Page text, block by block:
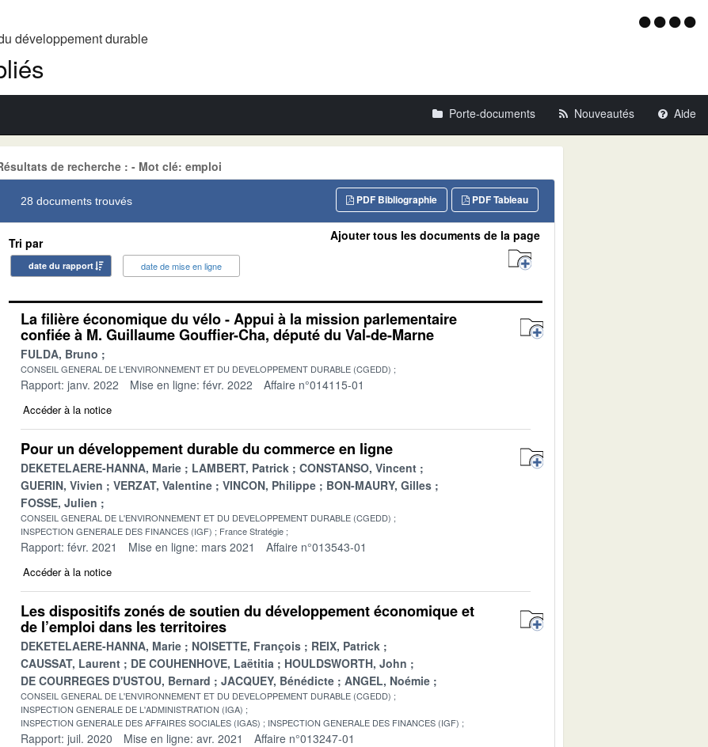
développement durable Menu
Porte-documents Nouveautés Aide
de recherche : - Mot clé: emploi
28 documents trouvés PDF Tableau
PDF Bibliographie
Tri par
date du rapport date de mise en ligne
Ajouter tous les documents de la page
La filière économique du vélo - Appui à la mission parlementaire
confiée à M. Guillaume Gouffier-Cha, député du Val-de-Marne
FULDA, Bruno
CONSEIL GENERAL DE L'ENVIRONNEMENT ET DU DEVELOPPEMENT DURABLE (CGEDD)
Rapport: janv. 2022 Mise en ligne: févr. 2022 Affaire n°014115-01
Accéder à la notice
Pour un développement durable du commerce en ligne
DEKETELAERE-HANNA, Marie LAMBERT, Patrick
CONSTANSO, Vincent
GUERIN, Vivien
VERZAT, Valentine VINCON, Philippe
BON-MAURY, Gilles
FOSSE, Julien
CONSEIL GENERAL DE L'ENVIRONNEMENT ET DU DEVELOPPEMENT DURABLE (CGEDD)
INSPECTION GENERALE DES FINANCES (IGF)
France Stratégie
Rapport: févr. 2021 Mise en ligne: mars 2021 Affaire n°013543-01
Accéder à la notice
Les dispositifs zonés de soutien du développement économique et
de l’emploi dans les territoires
DEKETELAERE-HANNA, Marie NOISETTE, François
REIX, Patrick
CAUSSAT, Laurent
DE COUHENHOVE, Laëtitia
HOULDSWORTH, John
DE COURREGES D'USTOU, Bernard
JACQUEY, Bénédicte ANGEL, Noémie
CONSEIL GENERAL DE L'ENVIRONNEMENT ET DU DEVELOPPEMENT DURABLE (CGEDD)
INSPECTION GENERALE DE L'ADMINISTRATION (IGA)
INSPECTION GENERALE DES AFFAIRES SOCIALES (IGAS)
INSPECTION GENERALE DES FINANCES (IGF)
Rapport: juil. 2020 Mise en ligne: avr. 2021 Affaire n°013247-01